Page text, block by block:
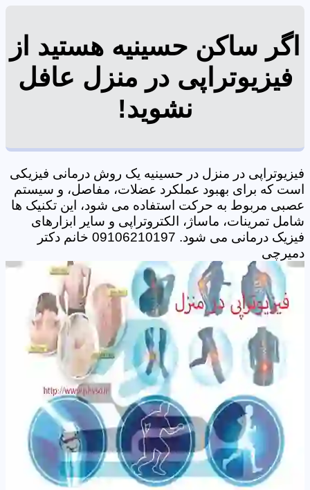
اگر ساکن حسینیه هستید از
فیزیوتراپی در منزل عافل
نشوید!
فیزیوتراپی در منزل در حسینیه یک روش درمانی فیزیکی
است که برای بهبود عملکرد عضلات، مفاصل، و سیستم
عصبی مربوط به حرکت استفاده می شود، این تکنیک ها
شامل تمرینات، ماساژ، الکتروتراپی و سایر ابزارهای
فیزیک درمانی می شود. 09106210197 خانم دکتر
دمیرچی